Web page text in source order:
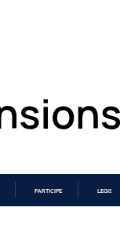
PARTICIPE